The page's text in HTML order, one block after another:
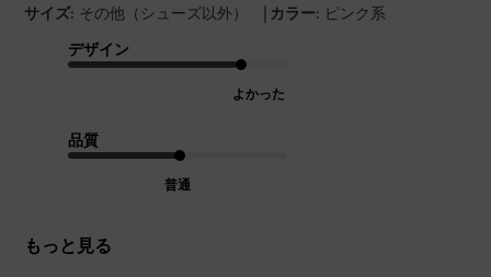
サイズ: その他（シューズ以外） | カラー: ピンク系
デザイン
よかった
品質
普通
もっと見る